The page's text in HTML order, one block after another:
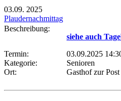
03.09. 2025
Plaudernachmittag
Beschreibung:
siehe auch
Termin:
03.09.2025
Kategorie:
Senioren
Ort:
Gasthof zur Post